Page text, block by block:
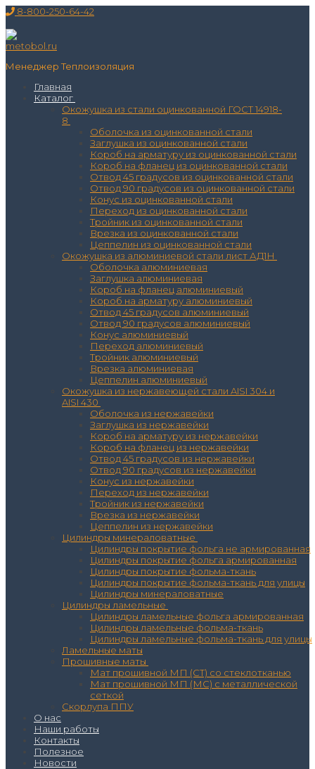
Перейти
содержимому
Меню
Закрыть
8-800-250-64-42
Менеджер Теплоизоляция
Главная
Каталог
Окожушка из стали оцинкованной ГОСТ 14918-
8
Оболочка из оцинкованной стали
Заглушка из оцинкованной стали
Короб на арматуру из оцинкованной стали
Короб на фланец из оцинкованной стали
Отвод 45 градусов из оцинкованной стали
Отвод 90 градусов из оцинкованной стали
Конус из оцинкованной стали
Переход из оцинкованной стали
Тройник из оцинкованной стали
Врезка из оцинкованной стали
Цеппелин из оцинкованной стали
Окожушка из алюминиевой стали лист АД1Н
Оболочка алюминиевая
Заглушка алюминиевая
Короб на фланец алюминиевый
Короб на арматуру алюминиевый
Отвод 45 градусов алюминиевый
Отвод 90 градусов алюминиевый
Конус алюминиевый
Переход алюминиевый
Тройник алюминиевый
Врезка алюминиевая
Цеппелин алюминиевый
Окожушка из нержавеющей стали AISI 304 и
AISI 430
Оболочка из нержавейки
Заглушка из нержавейки
Короб на арматуру из нержавейки
Короб на фланец из нержавейки
Отвод 45 градусов из нержавейки
Отвод 90 градусов из нержавейки
Конус из нержавейки
Переход из нержавейки
Тройник из нержавейки
Врезка из нержавейки
Цеппелин из нержавейки
Цилиндры минераловатные
Цилиндры покрытие фольга не армированная
Цилиндры покрытие фольга армированная
Цилиндры покрытие фольма-ткань
Цилиндры покрытие фольма-ткань для улицы
Цилиндры минераловатные
Цилиндры ламельные
Цилиндры ламельные фольга армированная
Цилиндры ламельные фольма-ткань
Цилиндры ламельные фольма-ткань для улицы
Ламельные маты
Прошивные маты
Мат прошивной МП (СТ) со стеклотканью
Мат прошивной МП (МС) с металлической
сеткой
Скорлупа ППУ
О нас
Наши работы
Контакты
Полезное
Новости